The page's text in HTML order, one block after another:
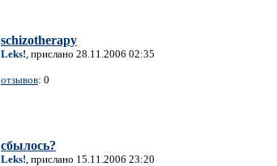
schizotherapy
Leks!, прислано 28.11.2006 02:35
отзывов: 0
сбылось?
Leks!, прислано 15.11.2006 23:20